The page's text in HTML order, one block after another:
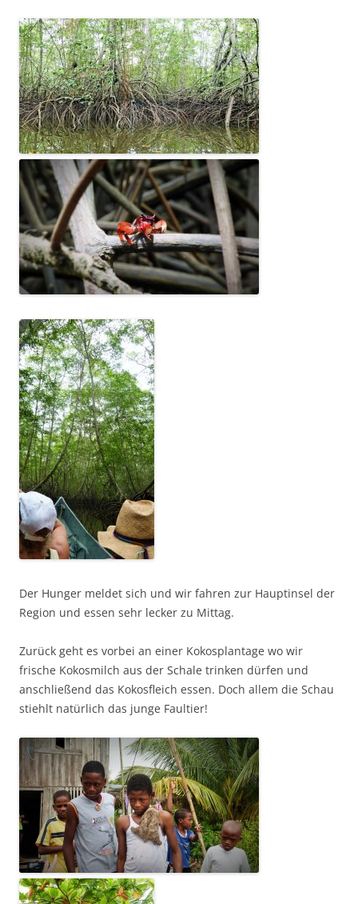
Der Hunger meldet sich und wir fahren zur Hauptinsel der
Region und essen sehr lecker zu Mittag.
Zurück geht es vorbei an einer Kokosplantage wo wir
frische Kokosmilch aus der Schale trinken dürfen und
anschließend das Kokosfleich essen. Doch allem die Schau
stiehlt natürlich das junge Faultier!